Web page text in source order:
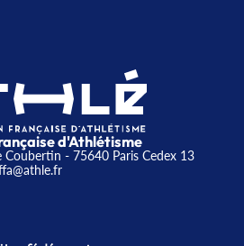
d'Athlétisme
Coubertin - 75640 Paris Cedex 13